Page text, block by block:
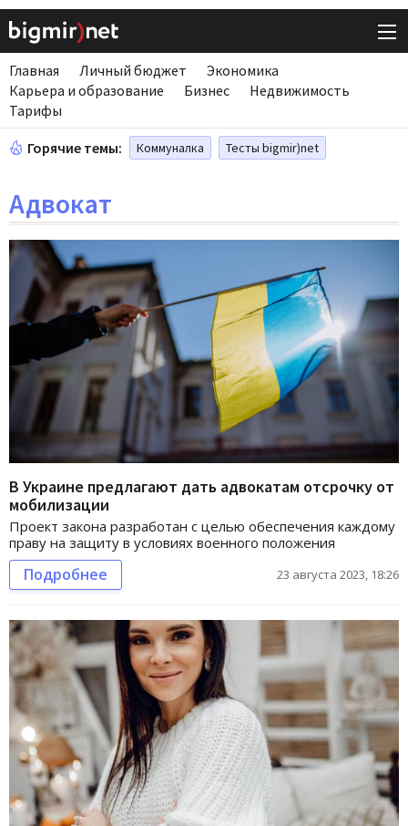
Главная Личный бюджет
Экономика
Карьера и образование
Бизнес
Недвижимость
Тарифы
Горячие темы: Коммуналка Тесты bigmir)net
Адвокат
В Украине предлагают дать адвокатам отсрочку от
мобилизации
Проект закона разработан с целью обеспечения каждому
праву на защиту в условиях военного положения
Подробнее 23 августа 2023, 18:26